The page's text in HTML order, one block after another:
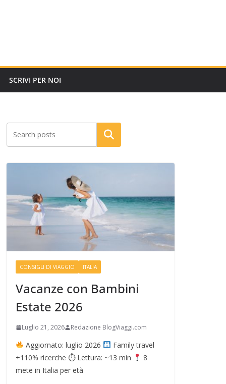
SCRIVI PER NOI
Cerca
CONSIGLI DI VIAGGIO ITALIA
Vacanze con Bambini
Estate 2026
Luglio 21, 2026 Redazione BlogViaggi.com
Aggiornato: luglio 2026
Family travel
+110% ricerche ⏱ Lettura: ~13 min
8
mete in Italia per età